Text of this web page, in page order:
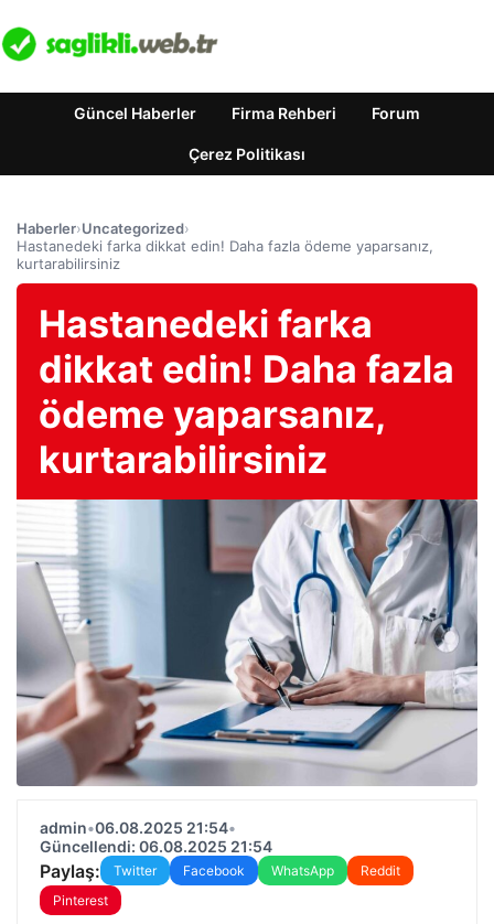
Güncel Haberler Firma Rehberi Forum
Çerez Politikası
Haberler›Uncategorized›
Hastanedeki farka dikkat edin! Daha fazla ödeme yaparsanız,
kurtarabilirsiniz
Hastanedeki farka
dikkat edin! Daha fazla
ödeme yaparsanız,
kurtarabilirsiniz
admin•06.08.2025 21:54•
Güncellendi: 06.08.2025 21:54
Paylaş: Twitter Facebook WhatsApp
Reddit
Pinterest